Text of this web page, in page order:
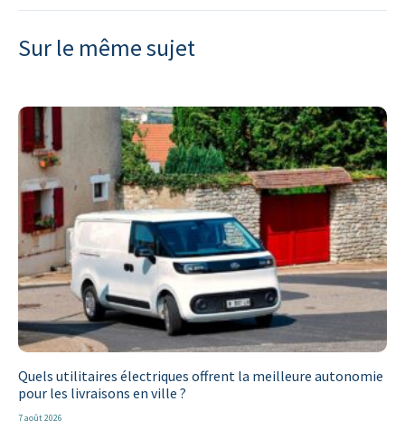
Sur le même sujet
Quels utilitaires électriques offrent la meilleure autonomie
pour les livraisons en ville ?
7 août 2026